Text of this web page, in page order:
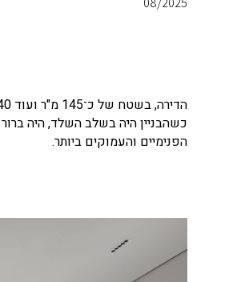
כשהבניין היה בשלב השלד, היה
הפנימיים והעמוקים ביותר.